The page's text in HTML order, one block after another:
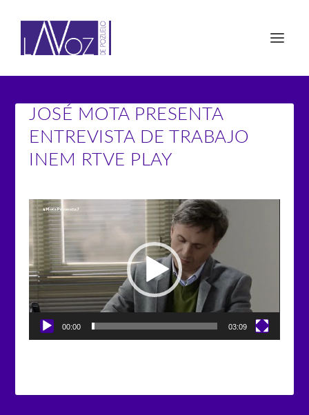
JOSÉ MOTA PRESENTA
ENTREVISTA DE TRABAJO
INEM RTVE PLAY
Reproductor
de
vídeo
00:00 03:09